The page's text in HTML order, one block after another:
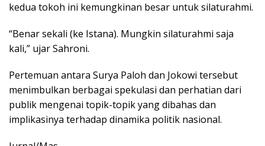
kedua tokoh ini kemungkinan besar untuk silaturahmi.
“Benar sekali (ke Istana). Mungkin silaturahmi saja
kali,” ujar Sahroni.
Pertemuan antara Surya Paloh dan Jokowi tersebut
menimbulkan berbagai spekulasi dan perhatian dari
publik mengenai topik-topik yang dibahas dan
implikasinya terhadap dinamika politik nasional.